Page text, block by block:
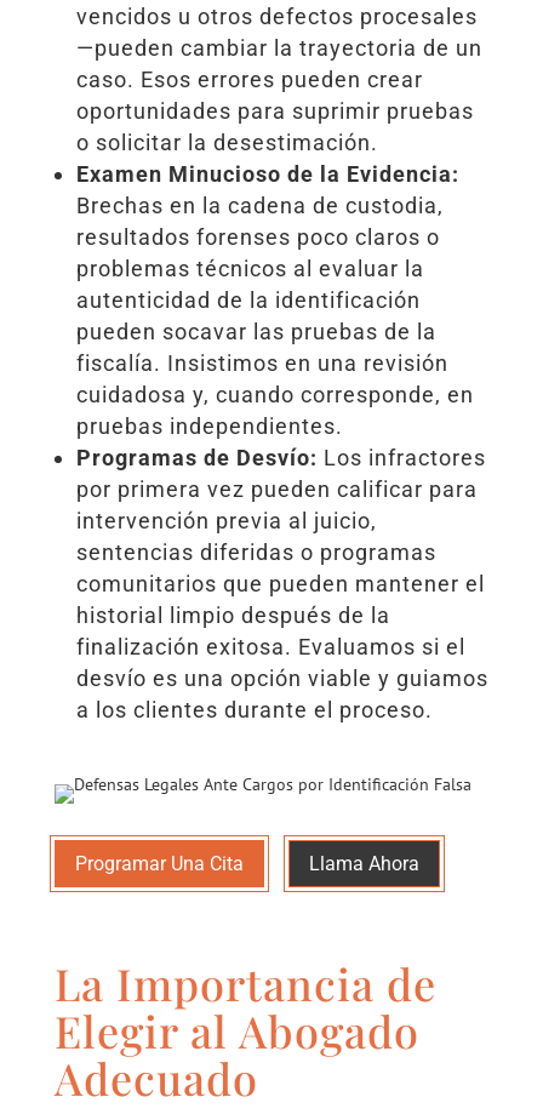
vencidos u otros defectos procesales
—pueden cambiar la trayectoria de un
caso. Esos errores pueden crear
oportunidades para suprimir pruebas
o solicitar la desestimación.
Examen Minucioso de la Evidencia:
Brechas en la cadena de custodia,
resultados forenses poco claros o
problemas técnicos al evaluar la
autenticidad de la identificación
pueden socavar las pruebas de la
fiscalía. Insistimos en una revisión
cuidadosa y, cuando corresponde, en
pruebas independientes.
Programas de Desvío: Los infractores
por primera vez pueden calificar para
intervención previa al juicio,
sentencias diferidas o programas
comunitarios que pueden mantener el
historial limpio después de la
finalización exitosa. Evaluamos si el
desvío es una opción viable y guiamos
a los clientes durante el proceso.
Programar Una Cita Llama Ahora
La Importancia de
Elegir al Abogado
Adecuado